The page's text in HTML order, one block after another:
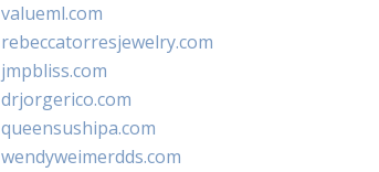
valueml.com
rebeccatorresjewelry.com
jmpbliss.com
drjorgerico.com
queensushipa.com
wendyweimerdds.com